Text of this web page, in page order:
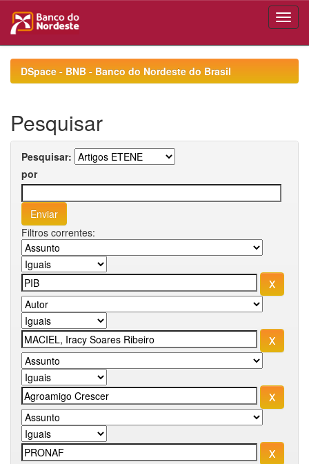
navigationDSpace - BNB - Banco do Nordeste do Brasil
Pesquisar
Pesquisar:
por
Filtros correntes: